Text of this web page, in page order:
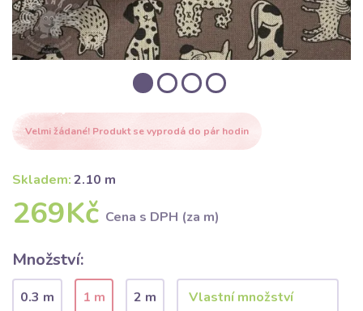
Velmi žádané! Produkt se vyprodá do pár hodin
Skladem:2.10 m
269Kč Cena s DPH (za m)
Množství:
0.3 m 1 m
2 m